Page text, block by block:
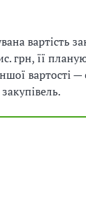
вартість
грн, її
вартості